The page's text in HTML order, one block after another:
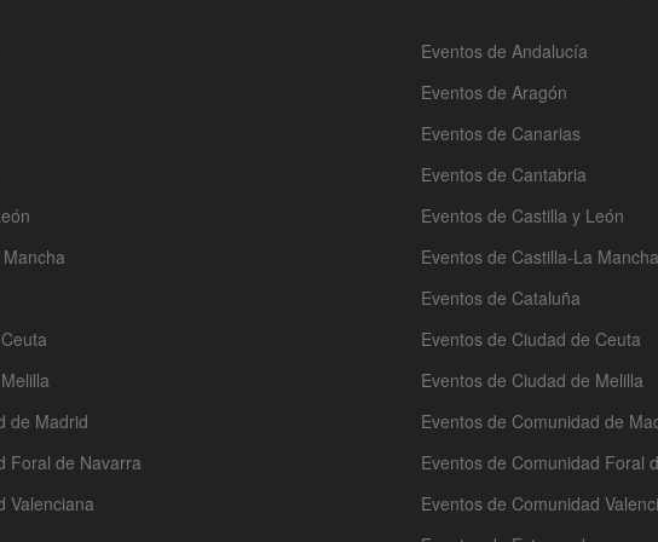
de Madrid
Foral de Navarra
Valenciana
Eventos de Andalucía
Eventos de Aragón
Eventos de Canarias
Eventos de Cantabria
Eventos de Castilla y León
Eventos de Castilla-La Mancha
Eventos de Cataluña
Eventos de Ciudad de Ceuta
Eventos de Ciudad de Melilla
Eventos de Comunidad de
Eventos de Comunidad Foral
Eventos de Comunidad